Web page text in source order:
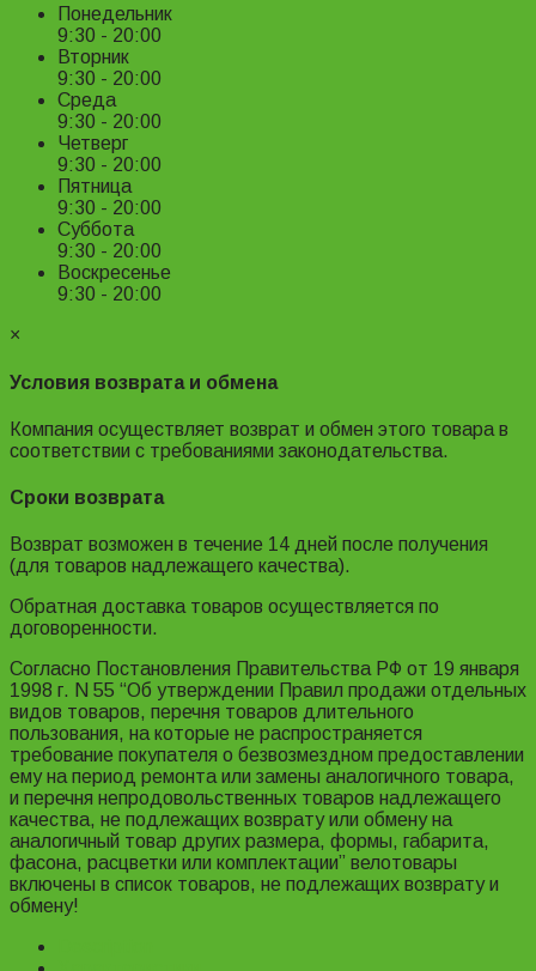
Понедельник
9:30 - 20:00
Вторник
9:30 - 20:00
Среда
9:30 - 20:00
Четверг
9:30 - 20:00
Пятница
9:30 - 20:00
Суббота
9:30 - 20:00
Воскресенье
9:30 - 20:00
×
Условия возврата и обмена
Компания осуществляет возврат и обмен этого товара в
соответствии с требованиями законодательства.
Сроки возврата
Возврат возможен в течение 14 дней после получения
(для товаров надлежащего качества).
Обратная доставка товаров осуществляется по
договоренности.
Согласно Постановления Правительства РФ от 19 января
1998 г. N 55 “Об утверждении Правил продажи отдельных
видов товаров, перечня товаров длительного
пользования, на которые не распространяется
требование покупателя о безвозмездном предоставлении
ему на период ремонта или замены аналогичного товара,
и перечня непродовольственных товаров надлежащего
качества, не подлежащих возврату или обмену на
аналогичный товар других размера, формы, габарита,
фасона, расцветки или комплектации” велотовары
включены в список товаров, не подлежащих возврату и
обмену!